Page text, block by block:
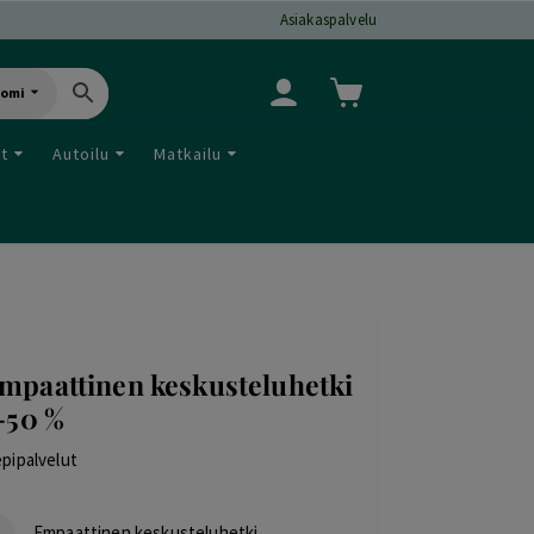
Asiakaspalvelu
Autoilu Matkailu
keskusteluhetki
%